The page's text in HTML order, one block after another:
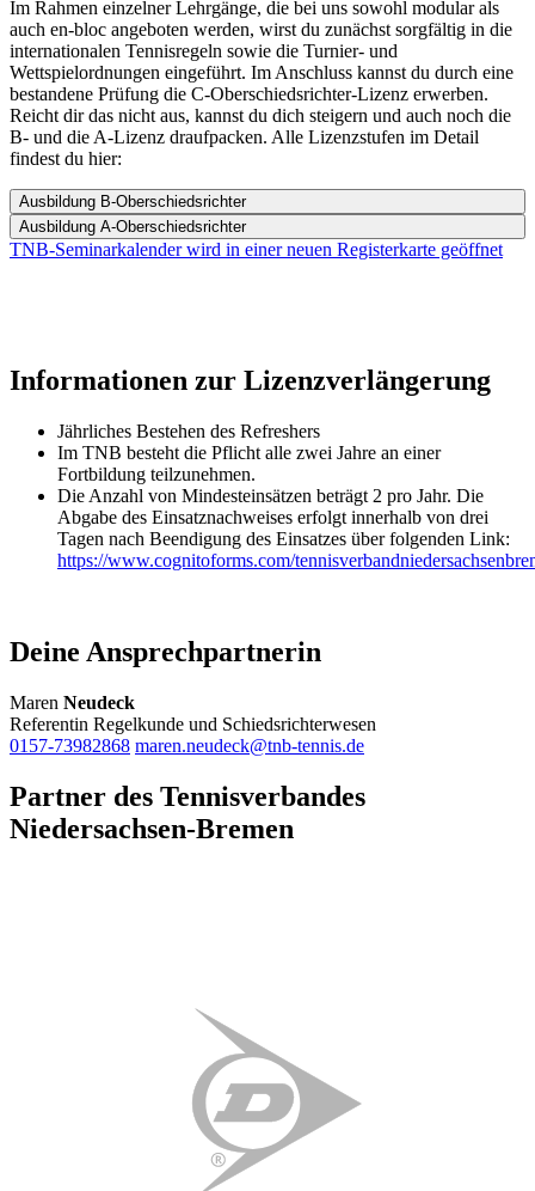
Im Rahmen einzelner Lehrgänge, die bei uns sowohl modular als
auch en-bloc angeboten werden, wirst du zunächst sorgfältig in die
internationalen Tennisregeln sowie die Turnier- und
Wettspielordnungen eingeführt. Im Anschluss kannst du durch eine
bestandene Prüfung die C-Oberschiedsrichter-Lizenz erwerben.
Reicht dir das nicht aus, kannst du dich steigern und auch noch die
B- und die A-Lizenz draufpacken. Alle Lizenzstufen im Detail
findest du hier:
Ausbildung B-Oberschiedsrichter
Ausbildung A-Oberschiedsrichter
TNB-Seminarkalender wird in einer neuen Registerkarte geöffnet
Informationen zur Lizenzverlängerung
Jährliches Bestehen des Refreshers
Im TNB besteht die Pflicht alle zwei Jahre an einer
Fortbildung teilzunehmen.
Die Anzahl von Mindesteinsätzen beträgt 2 pro Jahr. Die
Abgabe des Einsatznachweises erfolgt innerhalb von drei
Tagen nach Beendigung des Einsatzes über folgenden Link:
https://www.cognitoforms.com/
Deine Ansprechpartnerin
Maren Neudeck
Referentin Regelkunde und Schiedsrichterwesen
0157-73982868 maren.neudeck@tnb-tennis.de
Partner des Tennisverbandes
Niedersachsen-Bremen